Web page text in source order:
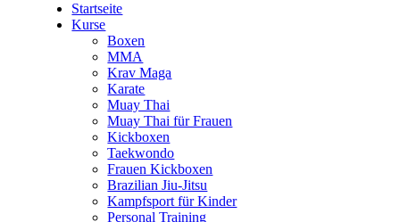
Startseite
Kurse
Boxen
MMA
Krav Maga
Karate
Muay Thai
Muay Thai für Frauen
Kickboxen
Taekwondo
Frauen Kickboxen
Brazilian Jiu-Jitsu
Kampfsport für Kinder
Personal Training